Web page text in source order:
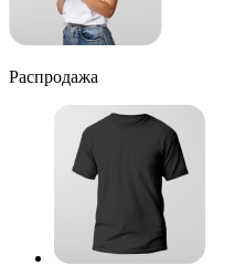
Распродажа